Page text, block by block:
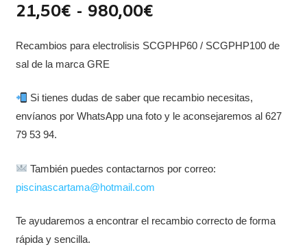
21,50€ - 980,00€Rango
precios:
hasta
980,00€
Recambios para electrolisis SCGPHP60 / SCGPHP100 de
sal de la marca GRE
Si tienes dudas de saber que recambio necesitas,
envíanos por WhatsApp una foto y le aconsejaremos al 627
79 53 94.
También puedes contactarnos por correo:
piscinascartama@hotmail.com
Te ayudaremos a encontrar el recambio correcto de forma
rápida y sencilla.